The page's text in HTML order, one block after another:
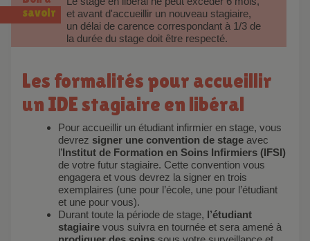
savoir
et avant d'accueillir un nouveau stagiaire,
un délai de carence correspondant à 1/3 de
la durée du stage doit être respecté.
Les formalités pour accueillir
un IDE stagiaire en libéral
Pour accueillir un étudiant infirmier en stage, vous
devrez signer une convention de stage avec
l’Institut de Formation en Soins Infirmiers (IFSI)
de votre futur stagiaire. Cette convention vous
engagera et vous devrez la signer en trois
exemplaires (une pour l’école, une pour l’étudiant
et une pour vous).
Durant toute la période de stage, l’étudiant
stagiaire vous suivra en tournée et sera amené à